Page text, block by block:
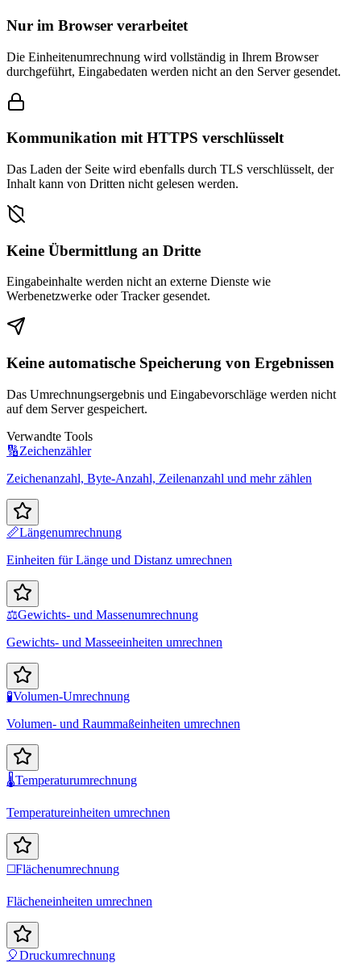
Nur im Browser verarbeitet
Die Einheitenumrechnung wird vollständig in Ihrem Browser
durchgeführt, Eingabedaten werden nicht an den Server gesendet.
Kommunikation mit HTTPS verschlüsselt
Das Laden der Seite wird ebenfalls durch TLS verschlüsselt, der
Inhalt kann von Dritten nicht gelesen werden.
Keine Übermittlung an Dritte
Eingabeinhalte werden nicht an externe Dienste wie
Werbenetzwerke oder Tracker gesendet.
Keine automatische Speicherung von Ergebnissen
Das Umrechnungsergebnis und Eingabevorschläge werden nicht
auf dem Server gespeichert.
Verwandte Tools
🔢Zeichenzähler
Zeichenanzahl, Byte-Anzahl, Zeilenanzahl und mehr zählen
📏Längenumrechnung
Einheiten für Länge und Distanz umrechnen
⚖️Gewichts- und Massenumrechnung
Gewichts- und Masseeinheiten umrechnen
🧪Volumen-Umrechnung
Volumen- und Raummaßeinheiten umrechnen
🌡️Temperaturumrechnung
Temperatureinheiten umrechnen
◻️Flächenumrechnung
Flächeneinheiten umrechnen
🎈Druckumrechnung